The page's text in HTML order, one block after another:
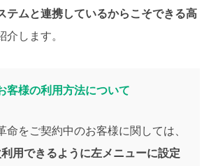
テムと連携しているからこそできる高
介します。
客様の利用方法について
命をご契約中のお客様に関しては、
用できるように左メニューに設定